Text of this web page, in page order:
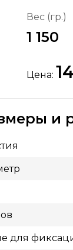
Вес (гр.)
1 150
Цена:
и
для